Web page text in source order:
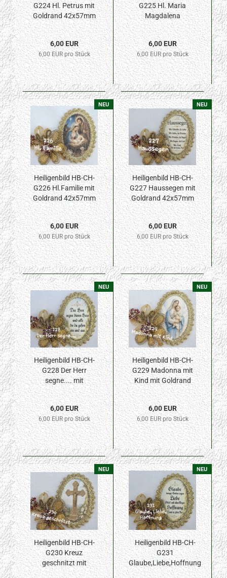
G224 Hl. Petrus mit
Goldrand 42x57mm
6,00 EUR
6,00 EUR pro Stück
G225 Hl. Maria
Magdalena
42x57mm
6,00 EUR
6,00 EUR pro Stück
NEU
Heiligenbild HB-CH-
G226 Hl.Familie mit
Goldrand 42x57mm
6,00 EUR
6,00 EUR pro Stück
NEU
Heiligenbild HB-CH-
G227 Haussegen mit
Goldrand 42x57mm
6,00 EUR
6,00 EUR pro Stück
NEU
Heiligenbild HB-CH-
G228 Der Herr
segne.... mit
Goldrand 42x57mm
6,00 EUR
6,00 EUR pro Stück
NEU
Heiligenbild HB-CH-
G229 Madonna mit
Kind mit Goldrand
42x57mm
6,00 EUR
6,00 EUR pro Stück
NEU
Heiligenbild HB-CH-
G230 Kreuz
geschnitzt mit
Goldrand 42x57mm
NEU
Heiligenbild HB-CH-
G231
Glaube,Liebe,Hoffnung
mit Goldrand